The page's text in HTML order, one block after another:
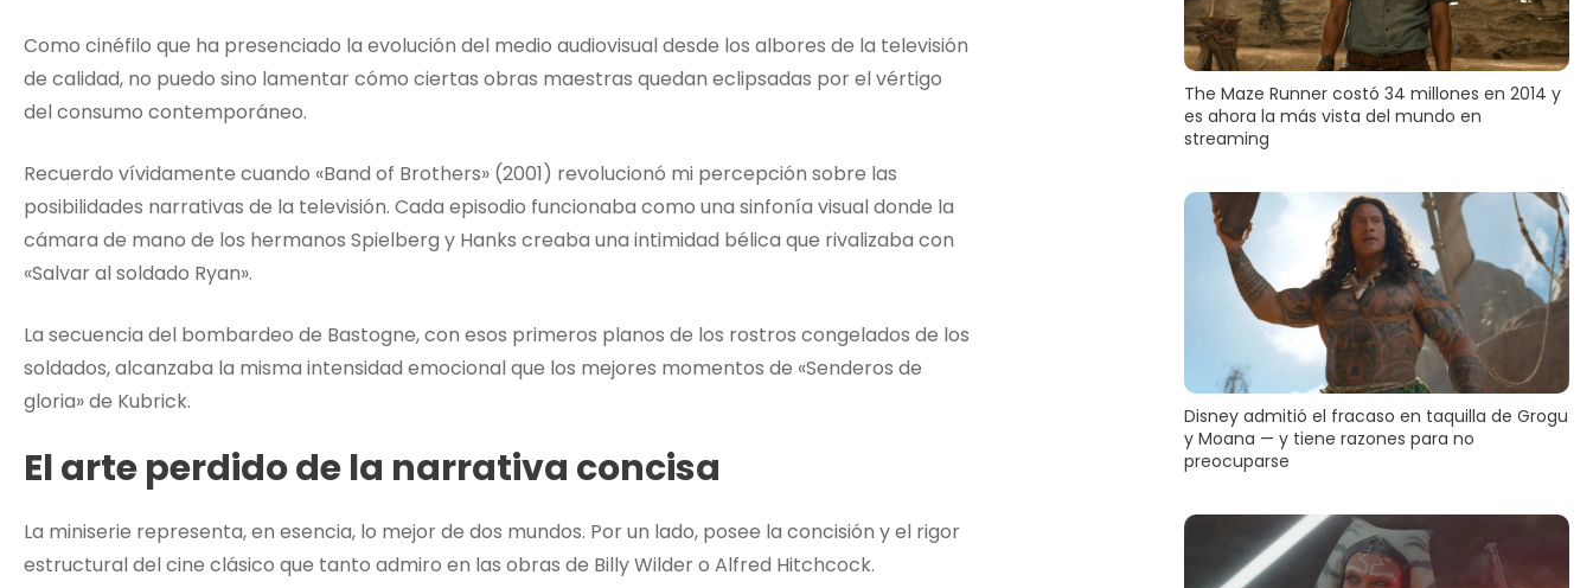
Como cinéfilo que ha presenciado la evolución del medio audiovisual desde los albores de la televisión
de calidad, no puedo sino lamentar cómo ciertas obras maestras quedan eclipsadas por el vértigo
del consumo contemporáneo.
Recuerdo vívidamente cuando «Band of Brothers» (2001) revolucionó mi percepción sobre las
posibilidades narrativas de la televisión. Cada episodio funcionaba como una sinfonía visual donde la
cámara de mano de los hermanos Spielberg y Hanks creaba una intimidad bélica que rivalizaba con
«Salvar al soldado Ryan».
La secuencia del bombardeo de Bastogne, con esos primeros planos de los rostros congelados de los
soldados, alcanzaba la misma intensidad emocional que los mejores momentos de «Senderos de
gloria» de Kubrick.
El arte perdido de la narrativa concisa
La miniserie representa, en esencia, lo mejor de dos mundos. Por un lado, posee la concisión y el rigor
estructural del cine clásico que tanto admiro en las obras de Billy Wilder o Alfred Hitchcock.
The Maze Runner costó 34 millones en 2014 y
es ahora la más vista del mundo en
streaming
Disney admitió el fracaso en taquilla de Grogu
y Moana — y tiene razones para no
preocuparse